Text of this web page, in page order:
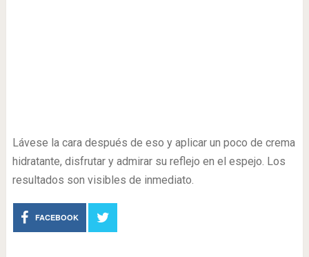
Lávese la cara después de eso y aplicar un poco de crema
hidratante, disfrutar y admirar su reflejo en el espejo. Los
resultados son visibles de inmediato.
FACEBOOK